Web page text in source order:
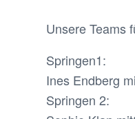
Unsere Teams
Springen1:
Ines Endberg
Springen 2: